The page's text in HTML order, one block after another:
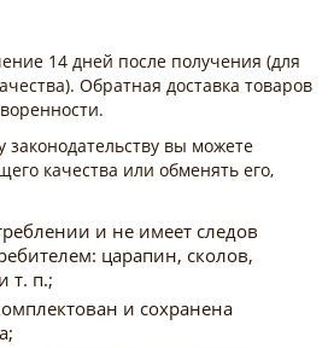
14 дней после получения (для
Обратная доставка товаров
вы можете
качества или обменять его,
и не имеет следов
царапин, сколов,
т. п.;
и сохранена